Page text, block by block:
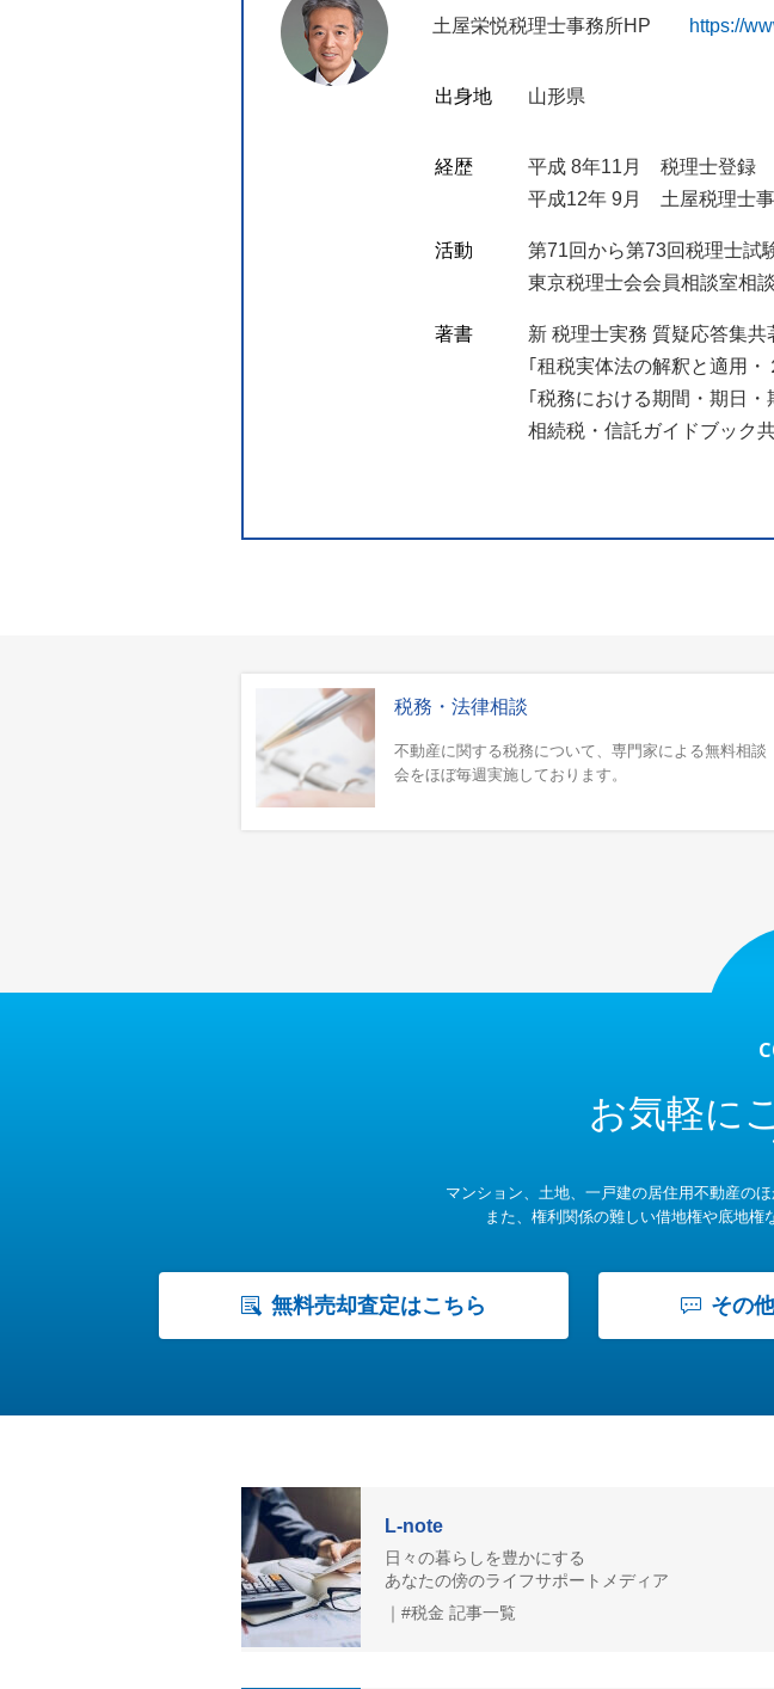
土屋栄悦税理士事務所HP
https://
出身地 山形県
経歴
平成 8年11月 税理士登録
平成12年 9月 土屋税理士
活動
第71回から第73回税理士試
東京税理士会会員相談室相
著書
新 税理士実務 質疑応答集共
｢租税実体法の解釈と適用
｢税務における期間・期日
相続税・信託ガイドブック
税務・法律相談
不動産に関する税務について、専門家による無料相談
会をほぼ毎週実施しております。
お気軽に
マンション、土地、一戸建の居住用不動産の
また、権利関係の難しい借地権や底地権
無料売却査定はこちら その
L-note
日々の暮らしを豊かにする
あなたの傍のライフサポートメディア
｜#税金 記事一覧